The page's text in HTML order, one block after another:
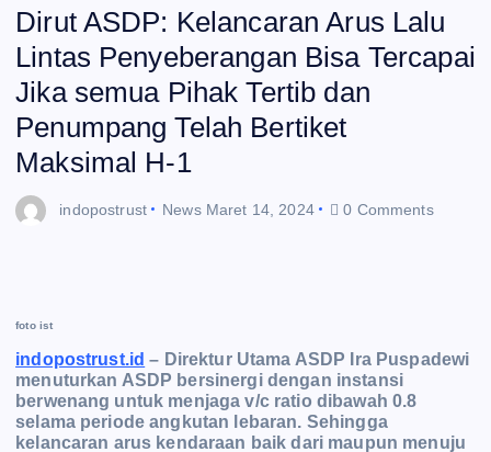
Dirut ASDP: Kelancaran Arus Lalu
Lintas Penyeberangan Bisa Tercapai
Jika semua Pihak Tertib dan
Penumpang Telah Bertiket
Maksimal H-1
indopostrust News Maret 14, 2024 0 Comments
foto ist
indopostrust.id – Direktur Utama ASDP Ira Puspadewi
menuturkan ASDP bersinergi dengan instansi
berwenang untuk menjaga v/c ratio dibawah 0.8
selama periode angkutan lebaran. Sehingga
kelancaran arus kendaraan baik dari maupun menuju